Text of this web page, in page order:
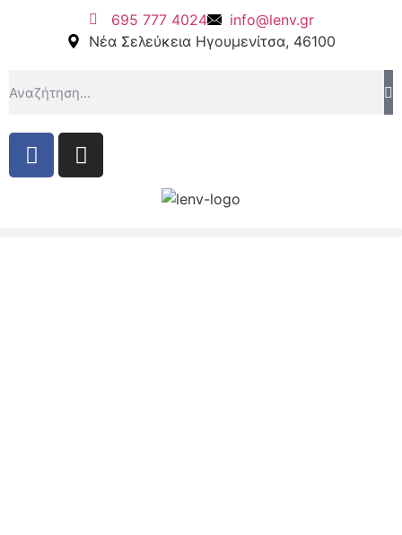
695 777 4024
info@lenv.gr
Νέα Σελεύκεια Ηγουμενίτσα, 46100